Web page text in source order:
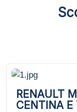
RENAULT
CENTINA E